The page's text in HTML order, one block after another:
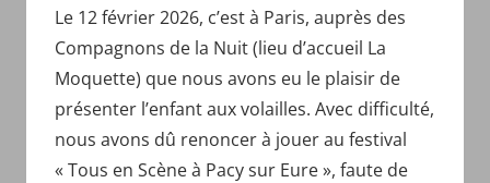
Le 12 février 2026, c’est à Paris, auprès des
Compagnons de la Nuit (lieu d’accueil La
Moquette) que nous avons eu le plaisir de
présenter l’enfant aux volailles. Avec difficulté,
nous avons dû renoncer à jouer au festival
« Tous en Scène à Pacy sur Eure », faute de